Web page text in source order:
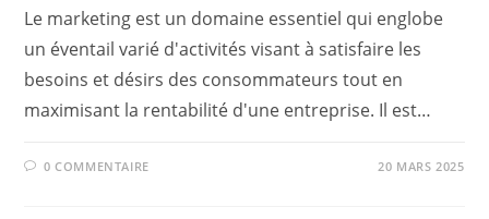
Le marketing est un domaine essentiel qui englobe
un éventail varié d'activités visant à satisfaire les
besoins et désirs des consommateurs tout en
maximisant la rentabilité d'une entreprise. Il est…
0 COMMENTAIRE 20 MARS 2025